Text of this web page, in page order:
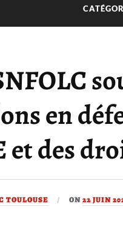
en
et des
TOULOUSE ON22 JUIN